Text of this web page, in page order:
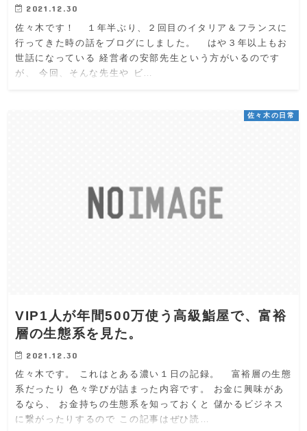
2021.12.30
佐々木です！ １年半ぶり、２回目のイタリア＆フランスに
行ってきた時の話をブログにしました。 はや３年以上もお
世話になっている 経営者の安部先生という方がいるのです
が、 今回、そんな先生や ビ…
佐々木の日常
VIP1人が年間500万使う高級鮨屋で、富裕
層の生態系を見た。
2021.12.30
佐々木です。 これはとある濃い１日の記録。 富裕層の生態
系だったり 色々学びが詰まった内容です。 お金に興味があ
るなら、 お金持ちの生態系を知っておくと 儲かるビジネス
に繋がったりするので この記事はぜひ読…